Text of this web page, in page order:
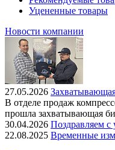
Уцененные товары
Новости компании
27.05.2026
В отделе продаж
прошла захватывающая
30.04.2026 Поздравляем
22.08.2025 Временные